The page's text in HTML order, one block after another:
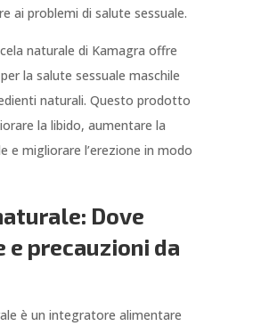
ai problemi di salute sessuale.
naturale di Kamagra offre
la salute sessuale maschile
naturali. Questo prodotto
la libido, aumentare la
e migliorare l’erezione in modo
Dove
e precauzioni da
è un integratore alimentare